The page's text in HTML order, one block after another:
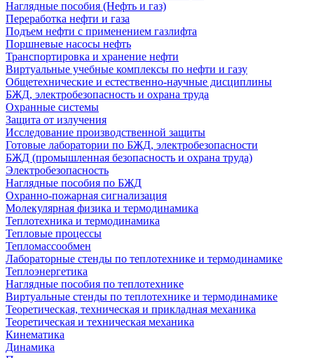
Наглядные пособия (Нефть и газ)
Переработка нефти и газа
Подъем нефти с применением газлифта
Поршневые насосы нефть
Транспортировка и хранение нефти
Виртуальные учебные комплексы по нефти и газу
Общетехнические и естественно-научные дисциплины
БЖД, электробезопасность и охрана труда
Охранные системы
Защита от излучения
Исследование производственной защиты
Готовые лаборатории по БЖД, электробезопасности
БЖД (промышленная безопасность и охрана труда)
Электробезопасность
Наглядные пособия по БЖД
Охранно-пожарная сигнализация
Молекулярная физика и термодинамика
Теплотехника и термодинамика
Тепловые процессы
Тепломассообмен
Лабораторные стенды по теплотехнике и термодинамике
Теплоэнергетика
Наглядные пособия по теплотехнике
Виртуальные стенды по теплотехнике и термодинамике
Теоретическая, техническая и прикладная механика
Теоретическая и техническая механика
Кинематика
Динамика